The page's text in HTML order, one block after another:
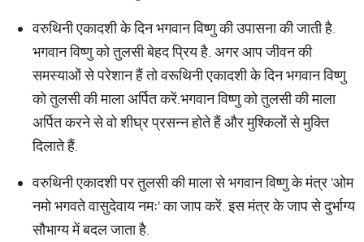
वरुथिनी एकादशी के दिन भगवान विष्णु की उपासना की जाती है.
भगवान विष्णु को तुलसी बेहद प्रिय है. अगर आप जीवन की
समस्याओं से परेशान हैं तो वरूथिनी एकादशी के दिन भगवान विष्णु
को तुलसी की माला अर्पित करें.भगवान विष्णु को तुलसी की माला
अर्पित करने से वो शीघ्र प्रसन्न होते हैं और मुश्किलों से मुक्ति
दिलाते हैं.
वरुथिनी एकादशी पर तुलसी की माला से भगवान विष्णु के मंत्र 'ओम
नमो भगवते वासुदेवाय नमः' का जाप करें. इस मंत्र के जाप से दुर्भाग्य
सौभाग्य में बदल जाता है.